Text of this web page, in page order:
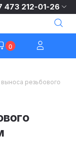
473 212-01-26
0
выноса резьбового